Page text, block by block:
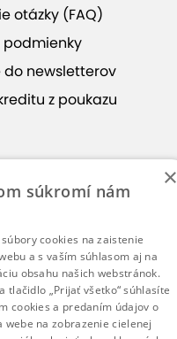
otázky (FAQ)
do newsletterov
z poukazu
×
súkromí nám
cookies na zaistenie
a s vaším súhlasom aj na
obsahu našich webstránok.
tlačidlo „Prijať všetko“ súhlasíte
cookies a predaním údajov o
webe na zobrazenie cielenej